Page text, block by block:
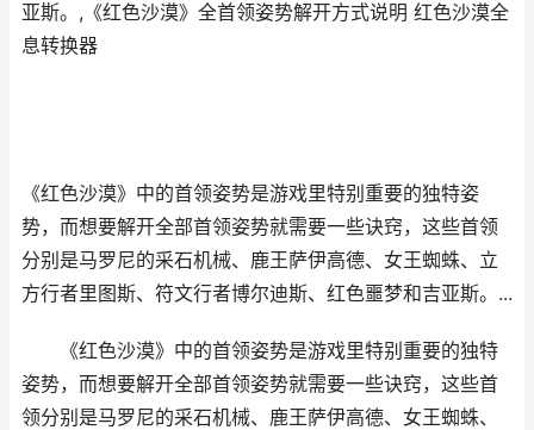
亚斯。,《红色沙漠》全首领姿势解开方式说明 红色沙漠全
息转换器
《红色沙漠》中的首领姿势是游戏里特别重要的独特姿
势，而想要解开全部首领姿势就需要一些诀窍，这些首领
分别是马罗尼的采石机械、鹿王萨伊高德、女王蜘蛛、立
方行者里图斯、符文行者博尔迪斯、红色噩梦和吉亚斯。...
《红色沙漠》中的首领姿势是游戏里特别重要的独特
姿势，而想要解开全部首领姿势就需要一些诀窍，这些首
领分别是马罗尼的采石机械、鹿王萨伊高德、女王蜘蛛、